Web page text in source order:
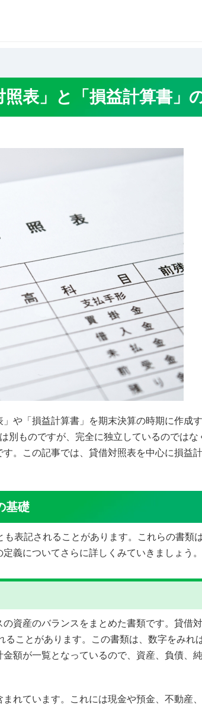
対照表」と「損益計算書」の深い関係
照表」と「損益計算書」
や「損益計算書」を期末決算の時期に作成
別ものですが、完全に独立しているのでは
。この記事では、貸借対照表を中心に損益
基礎
表記されることがあります。これらの書類
義についてさらに詳しくみていきましょう。
資産のバランスをまとめた書類です。貸借
ことがあります。この書類は、数字をみれ
額が一覧となっているので、資産、負債、
れています。これには現金や預金、不動産